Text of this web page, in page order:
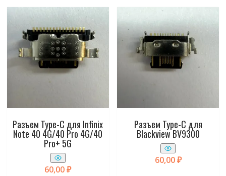
Разъем Type-C для Infinix
Note 40 4G/40 Pro 4G/40
Pro+ 5G
60,00₽
Разъем Type-C для
Blackview BV9300
60,00₽